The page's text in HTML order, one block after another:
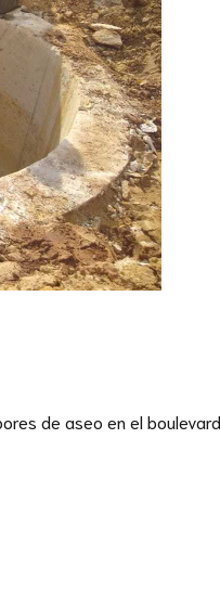
de aseo en el boulevard.